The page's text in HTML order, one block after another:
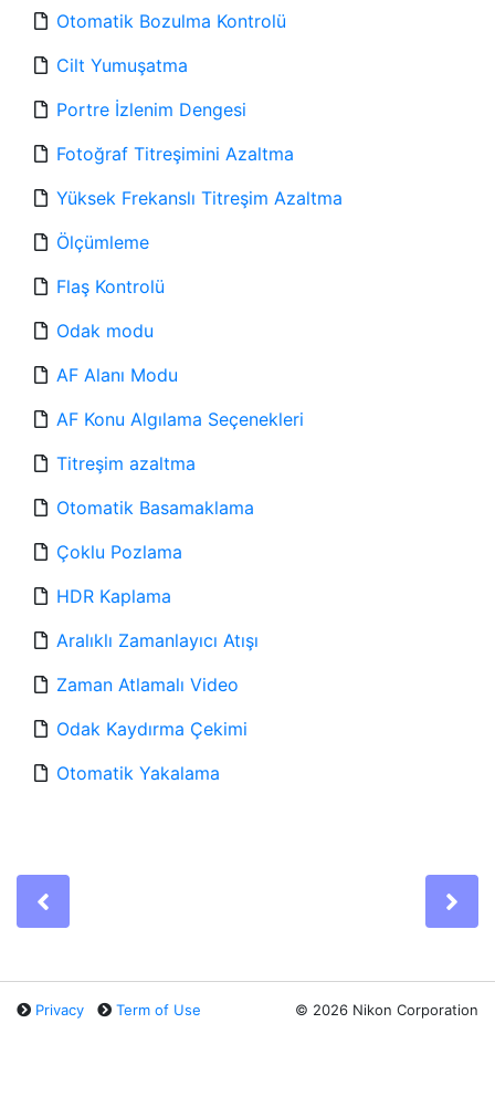
Otomatik Bozulma Kontrolü
Cilt Yumuşatma
Portre İzlenim Dengesi
Fotoğraf Titreşimini Azaltma
Yüksek Frekanslı Titreşim Azaltma
Ölçümleme
Flaş Kontrolü
Odak modu
AF Alanı Modu
AF Konu Algılama Seçenekleri
Titreşim azaltma
Otomatik Basamaklama
Çoklu Pozlama
HDR Kaplama
Aralıklı Zamanlayıcı Atışı
Zaman Atlamalı Video
Odak Kaydırma Çekimi
Otomatik Yakalama
Privacy Term of Use © 2026 Nikon Corporation